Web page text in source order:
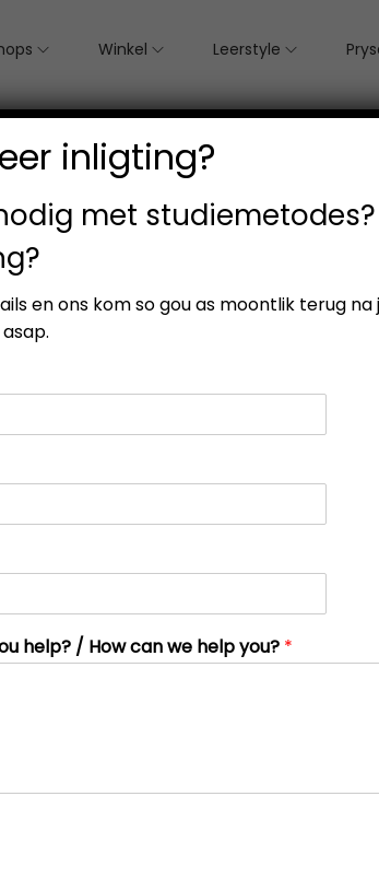
Winkel Leerstyle
inligting?
met
en ons kom so gou as moontlik terug na
help? / How can we help you? *